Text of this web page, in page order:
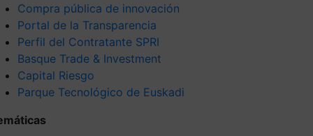
Compra pública de innovación
Portal de la Transparencia
Perfil del Contratante SPRI
Basque Trade & Investment
Capital Riesgo
Parque Tecnológico de Euskadi